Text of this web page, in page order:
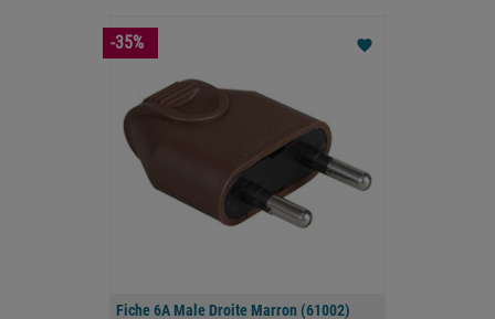
Fiche 6A Male Droite Marron (61002)
favorite
-35%